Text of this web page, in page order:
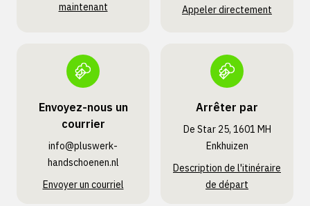
maintenant
Appeler directement
Envoyez-nous un
courrier
info@pluswerk­
handschoenen.nl
Envoyer un courriel
Arrêter par
De Star 25, 1601 MH
Enkhuizen
Description de l'itinéraire
de départ